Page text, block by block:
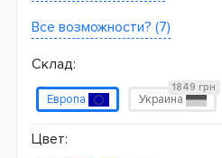
Все возможности? (7)
Склад:
Европа Украина
1849 грн
Цвет: